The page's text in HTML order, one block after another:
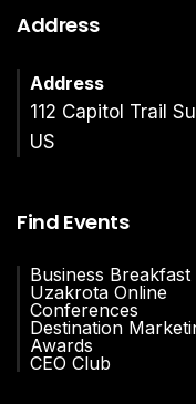
Address
Address
112 Capitol Trail
US
Find Events
Business Breakfast
Uzakrota Online
Conferences
Destination
Awards
CEO Club